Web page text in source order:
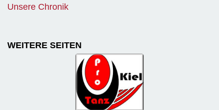
Unsere Chronik
WEITERE SEITEN